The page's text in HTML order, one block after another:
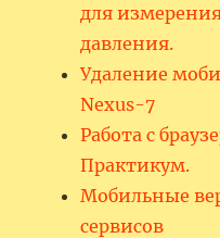
для
давления.
Удаление
Nexus-7
Работа с
Практикум.
Мобильные
сервисов